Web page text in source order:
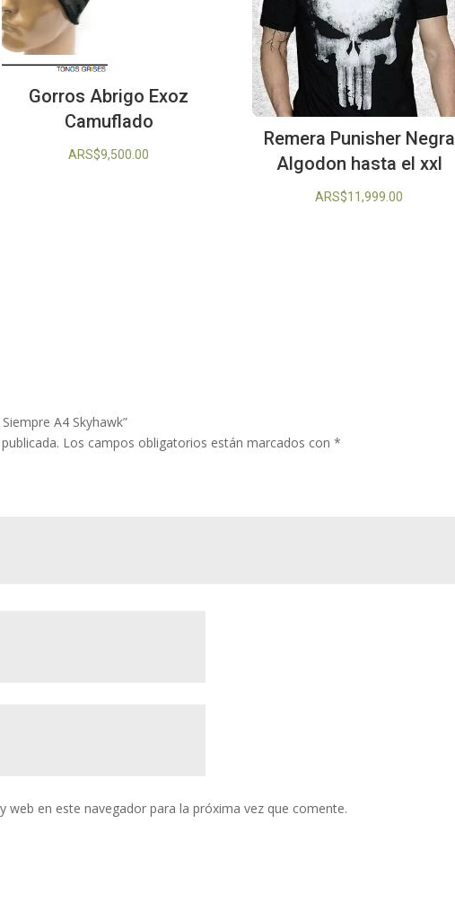
Gorros Abrigo Exoz
Camuflado
ARS$9,500.00
Remera Punisher Negra
Algodon hasta el xxl
ARS$11,999.00
A4 Skyhawk”
Los campos obligatorios están marcados con*
web en este navegador para la próxima vez que comente.